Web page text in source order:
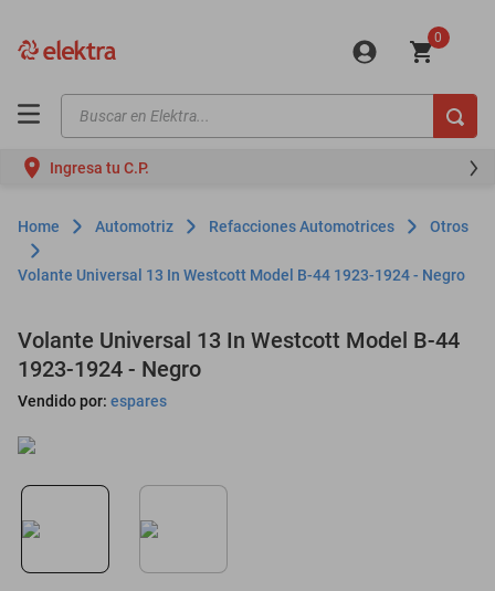
0
Buscar en Elektra...
Ingresa tu C.P.
Automotriz Refacciones Automotrices Otros
Volante Universal 13 In Westcott Model B-44 1923-1924 - Negro
Volante Universal 13 In Westcott Model B-44
1923-1924 - Negro
Vendido por: espares
motos
moto
refrigeradores
lavadoras
colchones
oppo